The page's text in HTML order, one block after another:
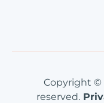
Copyright ©
reserved.